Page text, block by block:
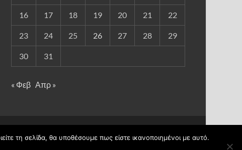
16 17 18 19 20 21 22
23 24 25 26 27 28 29
30 31
« Φεβ Απρ »
τη σελίδα, θα υποθέσουμε πως είστε ικανοποιημένοι με αυτό.